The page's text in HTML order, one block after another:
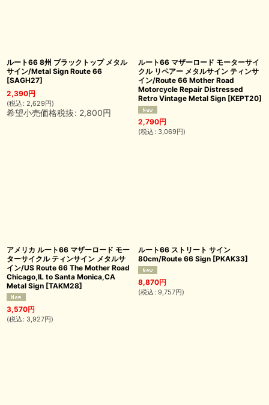
ルート66 8州 ブラックトップ メタル
サイン/Metal Sign Route 66
[SAGH27]
2,390円
(税込 : 2,629円)
希望小売価格税抜: 2,800円
ルート66 マザーロード モーターサイ
クル リペアー メタルサイン ティンサ
イン/Route 66 Mother Road
Motorcycle Repair Distressed
Retro Vintage Metal Sign [KEPT20]
2,790円
(税込 : 3,069円)
アメリカ ルート66 マザーロード モー
ターサイクル ティンサイン メタルサ
イン/US Route 66 The Mother Road
Chicago,IL to Santa Monica,CA
Metal Sign [TAKM28]
3,570円
(税込 : 3,927円)
ルート66 ストリート サイン
80cm/Route 66 Sign [PKAK33]
8,870円
(税込 : 9,757円)